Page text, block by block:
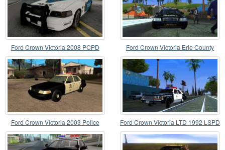
Ford Crown Victoria 2008 PCPD
Ford Crown Victoria Erie County
Sheriffs Office
Ford Crown Victoria 2003 Police Ford Crown Victoria LTD 1992 LSPD